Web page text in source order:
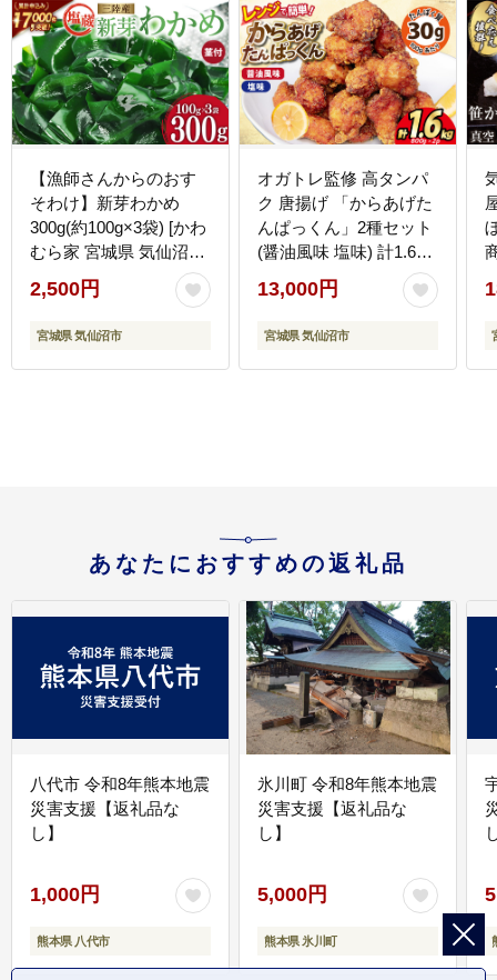
【漁師さんからのおす
そわけ】新芽わかめ
300g(約100g×3袋) [かわ
むら家 宮城県 気仙沼市
20564375] わかめ ワカ
メ 若芽 海藻 国産 三陸
味噌汁 小分け 三陸わか
2,500円
宮城県 気仙沼市
オガトレ監修 高タンパ
ク 唐揚げ 「からあげた
んぱっくん」2種セット
(醤油風味 塩味) 計1.6kg
(800g×2袋) [オヤマ 宮城
県 気仙沼市 20564757]
からあげ から揚げ 惣菜
簡単調理 冷凍 お弁当 お
13,000円
宮城県 気仙沼市
あなたにおすすめの返礼品
八代市 令和8年熊本地震
災害支援【返礼品な
し】
1,000円
熊本県 八代市
氷川町 令和8年熊本地震
災害支援【返礼品な
し】
5,000円
熊本県 氷川町